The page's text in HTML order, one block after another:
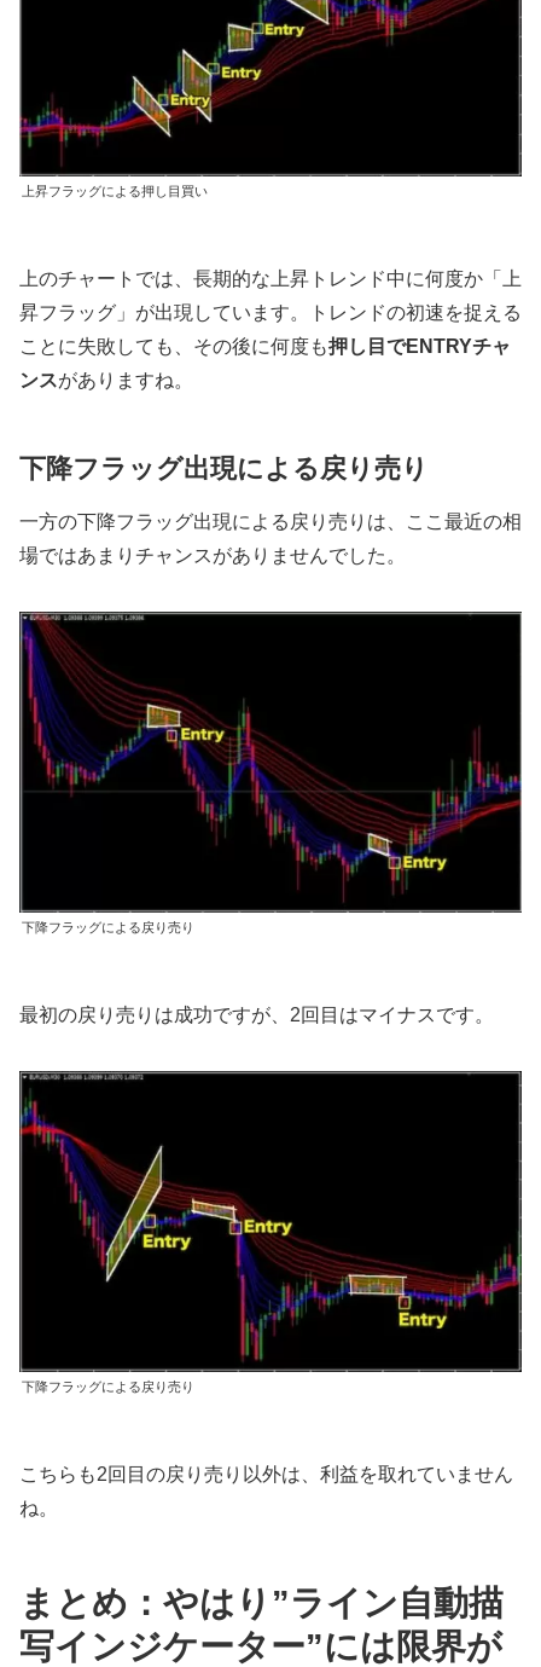
上昇フラッグによる押し目買い
上のチャートでは、長期的な上昇トレンド中に何度か「上
昇フラッグ」が出現しています。トレンドの初速を捉える
ことに失敗しても、その後に何度も押し目でENTRYチャ
ンスがありますね。
下降フラッグ出現による戻り売り
一方の下降フラッグ出現による戻り売りは、ここ最近の相
場ではあまりチャンスがありませんでした。
下降フラッグによる戻り売り
最初の戻り売りは成功ですが、2回目はマイナスです。
下降フラッグによる戻り売り
こちらも2回目の戻り売り以外は、利益を取れていません
ね。
まとめ：やはり”ライン自動描
写インジケーター”には限界が